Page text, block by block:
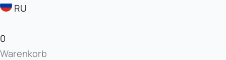
RU
0
Warenkorb